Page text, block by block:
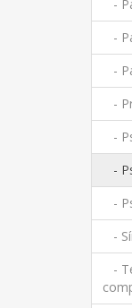
-
-
-
-
-
-
-
-
-